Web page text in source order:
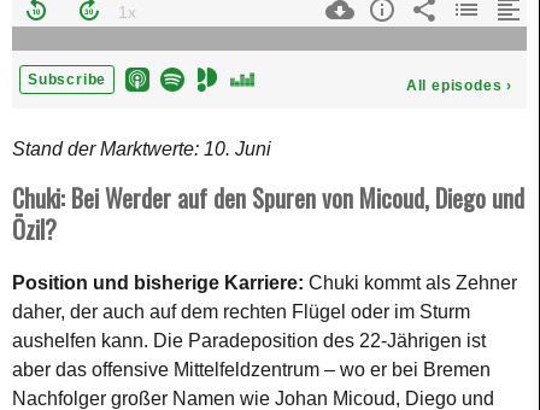
Stand der Marktwerte: 10. Juni
Chuki: Bei Werder auf den Spuren von Micoud, Diego und
Özil?
Position und bisherige Karriere: Chuki kommt als Zehner
daher, der auch auf dem rechten Flügel oder im Sturm
aushelfen kann. Die Paradeposition des 22-Jährigen ist
aber das offensive Mittelfeldzentrum – wo er bei Bremen
Nachfolger großer Namen wie Johan Micoud, Diego und